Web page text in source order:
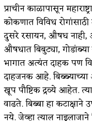
प्राचीन काळापासून
कोकणात विविध
दुसरे रसायन, औषध नाही,
औषधात बिबुट्या, गोडांब्या
भागात अत्यंत दाहक पण
दाहजनक आहे.
खूप पौष्टिक द्रव्ये आहेत.
वाढते. बिब्बा हा
नये. जेव्हा त्याल